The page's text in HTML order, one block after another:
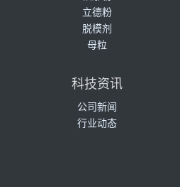
立德粉
脱模剂
母粒
科技资讯
公司新闻
行业动态